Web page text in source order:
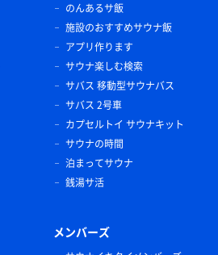
のんあるサ飯
施設のおすすめサウナ飯
アプリ作ります
サウナ楽しむ検索
サバス 移動型サウナバス
サバス 2号車
カプセルトイ サウナキット
サウナの時間
泊まってサウナ
銭湯サ活
メンバーズ